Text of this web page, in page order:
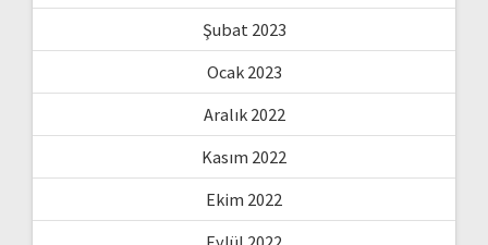
Şubat 2023
Ocak 2023
Aralık 2022
Kasım 2022
Ekim 2022